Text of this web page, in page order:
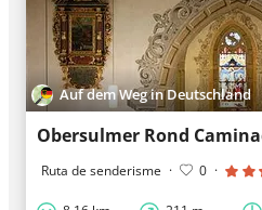
Auf dem Weg in Deutschland
Obersulmer Rond
Ruta de senderisme · 0 ·